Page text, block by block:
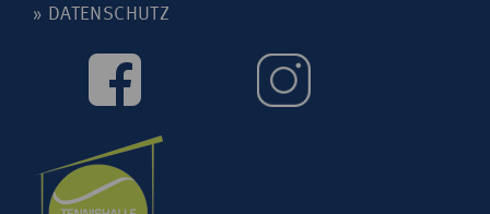
» DATENSCHUTZ